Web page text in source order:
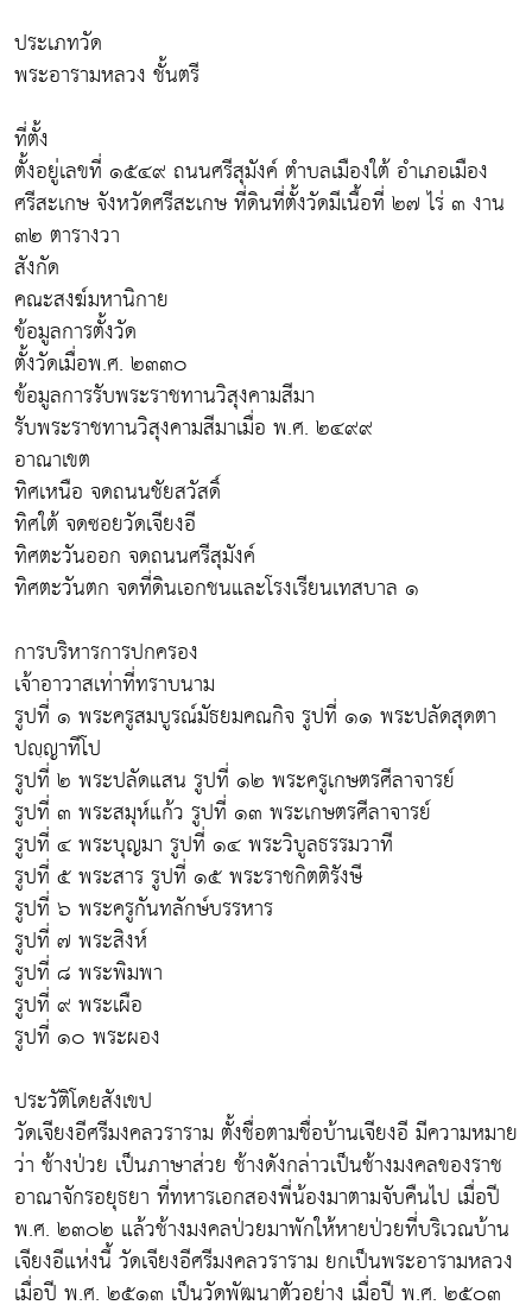
ประเภทวัด
พระอารามหลวง ชั้นตรี
ที่ตั้ง
ตั้งอยู่เลขที่ ๑๕๔๙ ถนนศรีสุมังค์ ตำบลเมืองใต้ อำเภอเมือง
ศรีสะเกษ จังหวัดศรีสะเกษ ที่ดินที่ตั้งวัดมีเนื้อที่ ๒๗ ไร่ ๓ งาน
๓๒ ตารางวา
สังกัด
คณะสงฆ์มหานิกาย
ข้อมูลการตั้งวัด
ตั้งวัดเมื่อพ.ศ. ๒๓๓๐
ข้อมูลการรับพระราชทานวิสุงคามสีมา
รับพระราชทานวิสุงคามสีมาเมื่อ พ.ศ. ๒๔๙๙
อาณาเขต
ทิศเหนือ จดถนนชัยสวัสดิ์
ทิศใต้ จดซอยวัดเจียงอี
ทิศตะวันออก จดถนนศรีสุมังค์
ทิศตะวันตก จดที่ดินเอกชนและโรงเรียนเทสบาล ๑
การบริหารการปกครอง
เจ้าอาวาสเท่าที่ทราบนาม
รูปที่ ๑ พระครูสมบูรณ์มัธยมคณกิจ รูปที่ ๑๑ พระปลัดสุดตา
ปญฺญาทีโป
รูปที่ ๒ พระปลัดแสน รูปที่ ๑๒ พระครูเกษตรศีลาจารย์
รูปที่ ๓ พระสมุห์แก้ว รูปที่ ๑๓ พระเกษตรศีลาจารย์
รูปที่ ๔ พระบุญมา รูปที่ ๑๔ พระวิบูลธรรมวาที
รูปที่ ๕ พระสาร รูปที่ ๑๕ พระราชกิตติรังษี
รูปที่ ๖ พระครูกันทลักษ์บรรหาร
รูปที่ ๗ พระสิงห์
รูปที่ ๘ พระพิมพา
รูปที่ ๙ พระเผือ
รูปที่ ๑๐ พระผอง
ประวัติโดยสังเขป
วัดเจียงอีศรีมงคลวราราม ตั้งชื่อตามชื่อบ้านเจียงอี มีความหมาย
ว่า ช้างป่วย เป็นภาษาส่วย ช้างดังกล่าวเป็นช้างมงคลของราช
อาณาจักรอยุธยา ที่ทหารเอกสองพี่น้องมาตามจับคืนไป เมื่อปี
พ.ศ. ๒๓๐๒ แล้วช้างมงคลป่วยมาพักให้หายป่วยที่บริเวณบ้าน
เจียงอีแห่งนี้ วัดเจียงอีศรีมงคลวราราม ยกเป็นพระอารามหลวง
เมื่อปี พ.ศ. ๒๕๑๓ เป็นวัดพัฒนาตัวอย่าง เมื่อปี พ.ศ. ๒๕๐๓